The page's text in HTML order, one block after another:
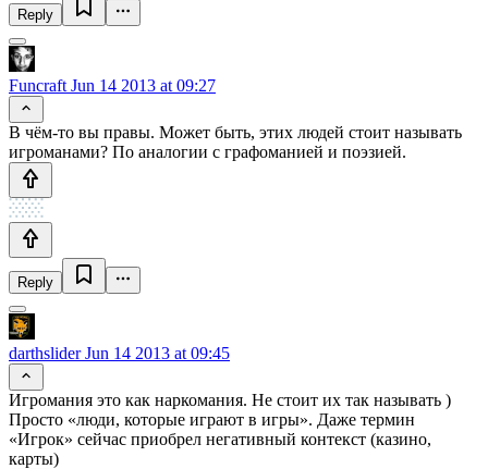
Reply
Funcraft Jun 14 2013 at 09:27
В чём-то вы правы. Может быть, этих людей стоит называть
игроманами? По аналогии с графоманией и поэзией.
Reply
darthsliderJun 14 2013 at 09:45
Игромания это как наркомания. Не стоит их так называть )
Просто «люди, которые играют в игры». Даже термин
«Игрок» сейчас приобрел негативный контекст (казино,
карты)